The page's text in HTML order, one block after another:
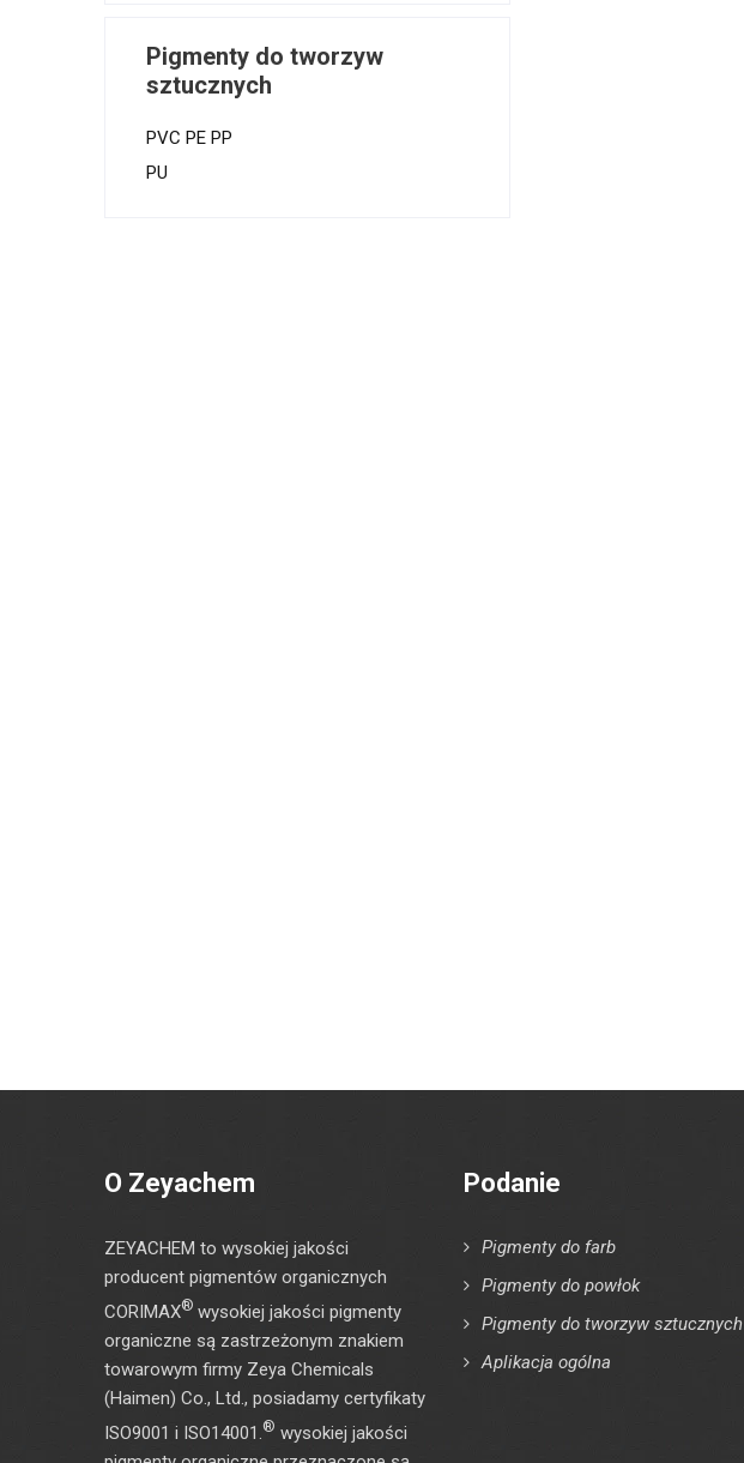
a
a
c
j
a
Pigmenty do tworzyw
sztucznych
PVC PE PP
PU
O Zeyachem
ZEYACHEM to wysokiej jakości
producent pigmentów organicznych
CORIMAX® wysokiej jakości pigmenty
organiczne są zastrzeżonym znakiem
towarowym firmy Zeya Chemicals
(Haimen) Co., Ltd., posiadamy certyfikaty
ISO9001 i ISO14001.® wysokiej jakości
Podanie
Pigmenty do farb
Pigmenty do powłok
Pigmenty do tworzyw sztucznych
Aplikacja ogólna